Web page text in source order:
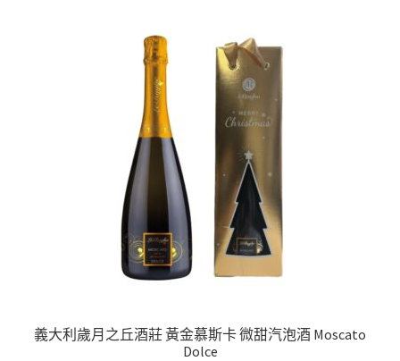
義大利歲月之丘酒莊 黃金慕斯卡 微甜汽泡酒 Moscato
Dolce